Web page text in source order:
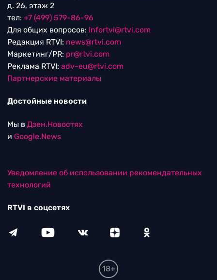
д. 26, этаж 2
тел: +7 (499) 579-86-96
Для общих вопросов: Infortvi@rtvi.com
Редакция RTVI: news@rtvi.com
Маркетинг/PR: pr@rtvi.com
Реклама RTVI: adv-eu@rtvi.com
Партнерские материалы
Достойные новости
Мы в Дзен.Новостях
и Google.News
Уведомление об использовании рекомендательных
технологий
RTVI в соцсетях
18+